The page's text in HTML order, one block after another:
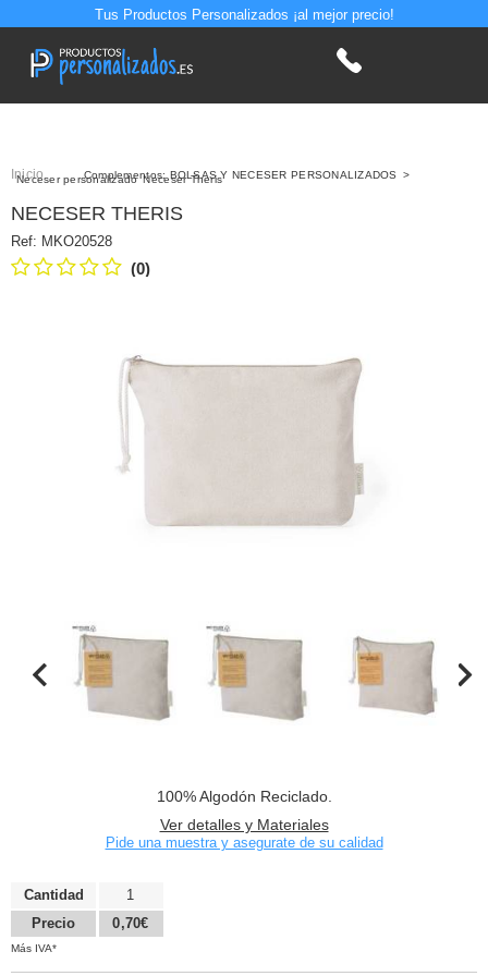
Tus Productos Personalizados ¡al mejor precio!
Inicio Complementos: BOLSAS Y NECESER PERSONALIZADOS >
Neceser personalizado Neceser Theris
NECESER THERIS
Ref: MKO20528
(0)
100% Algodón Reciclado.
Ver detalles y Materiales
Pide una muestra y asegurate de su calidad
Cantidad
Precio
1
0,70€
Más IVA*